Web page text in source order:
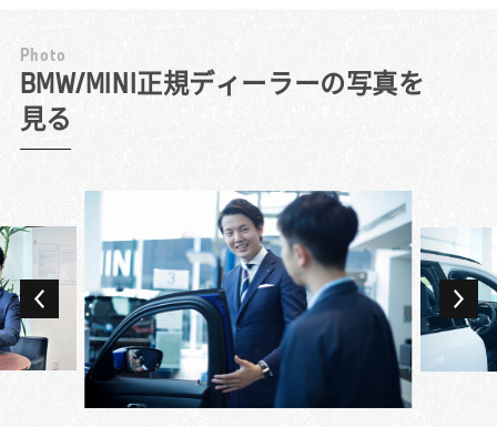
『いつかこんな車に乗りたい』と自分が思え
る車を売りたいと考えて選んだのが、BMW正
その独特の「乗り味」。お客様には積極的に
試乗を勧め、ハンドル操作の応答性や安定感
ある走りを体感していただきます。同乗した
車内は貴重な営業の場でもあり、限られた空
間だからこそ打ち解けて話し、ニーズを深堀
りできることも。ドイツ車、ディーゼルエン
ジン、スポーツタイプなどお客様のこだわり
ごとに多様な競合ブランドがある中で、最終
的にBMWを選んでいただけたときの歓びは大
新人の頃はお客様のご来店があると緊張し
て、こわばった状態で接客していましたが、
それではいつまで経っても関係性が築けない
ことに気づきました。今はフランクに、お客
様が乗られているクルマの気に入っている点
などをお伺いし、話しやすい雰囲気をつくる
工夫を重ね、お客様との接点を増やす
Photo
BMW/MINI正規ディーラーの写真を
見る